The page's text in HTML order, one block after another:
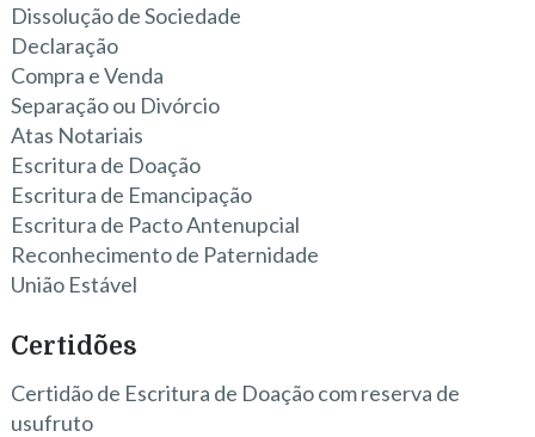
Dissolução de Sociedade
Declaração
Compra e Venda
Separação ou Divórcio
Atas Notariais
Escritura de Doação
Escritura de Emancipação
Escritura de Pacto Antenupcial
Reconhecimento de Paternidade
União Estável
Certidões
Certidão de Escritura de Doação com reserva de
usufruto